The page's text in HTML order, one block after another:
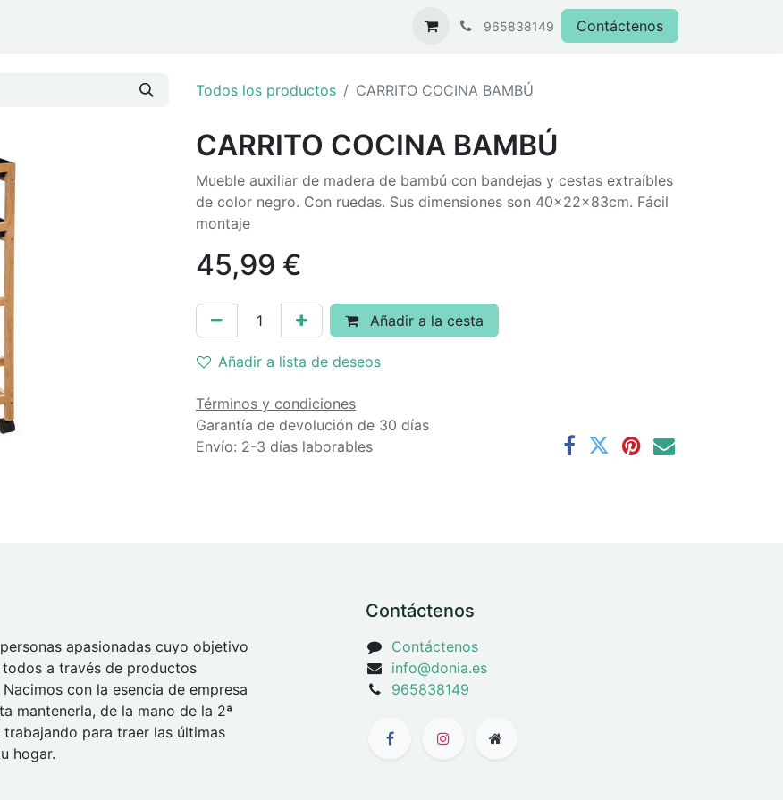
965838149 Contáctenos
Todos los productos CARRITO COCINA BAMBÚ
CARRITO COCINA BAMBÚ
Mueble auxiliar de madera de bambú con bandejas y cestas extraíbles
de color negro. Con ruedas. Sus dimensiones son 40x22x83cm. Fácil
montaje
45,99 €
Añadir a la cesta
Añadir a lista de deseos
Términos y condiciones
Garantía de devolución de 30 días
Envío: 2-3 días laborables
apasionadas cuyo objetivo
a través de productos
con la esencia de empresa
mantenerla, de la mano de la 2ª
para traer las últimas
hogar.
Contáctenos
Contáctenos
info@donia.es
965838149